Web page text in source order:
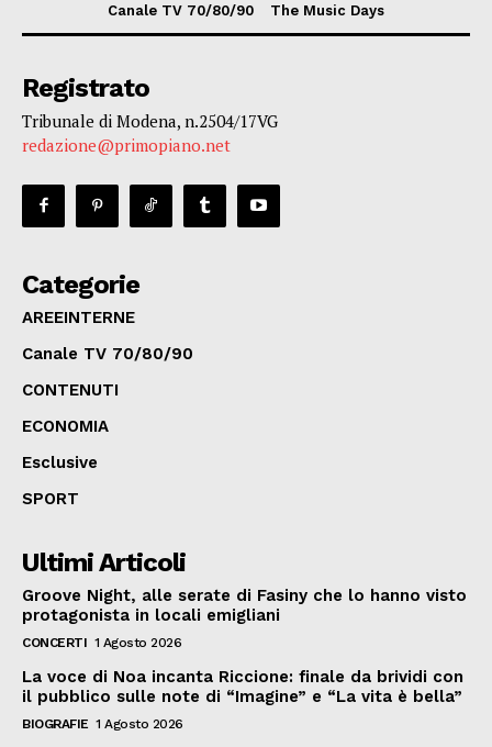
Canale TV 70/80/90
The Music Days
Registrato
Tribunale di Modena, n.2504/17VG
redazione@primopiano.net
Categorie
AREEINTERNE
Canale TV 70/80/90
CONTENUTI
ECONOMIA
Esclusive
SPORT
Ultimi Articoli
Groove Night, alle serate di Fasiny che lo hanno visto
protagonista in locali emigliani
CONCERTI 1 Agosto 2026
La voce di Noa incanta Riccione: finale da brividi con
il pubblico sulle note di “Imagine” e “La vita è bella”
BIOGRAFIE 1 Agosto 2026